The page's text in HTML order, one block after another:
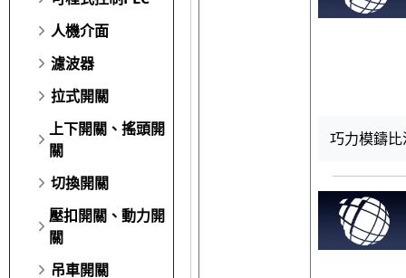
人機介面
濾波器
拉式開關
上下開關、搖頭開
關
切換開關
壓扣開關、動力開
關
吊車開關
巧力模鑄